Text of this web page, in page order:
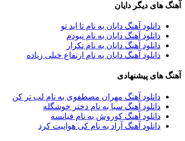
آهنگ های دیگر دایان
دانلود آهنگ دایان به نام تا ابد تو
دانلود آهنگ دایان به نام نبودم
دانلود آهنگ دایان به نام تکرار
دانلود آهنگ دایان به نام ارتفاع خیلی زیاده
آهنگ های پیشنهادی
دانلود آهنگ مهران مصطفوی به نام لب تر کن
دانلود آهنگ سیا به نام دختر خوشگله
دانلود آهنگ کوروش به نام فیانسه
دانلود آهنگ آراد به نام کی هواییت کرد